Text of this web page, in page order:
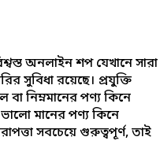
অনলাইন শপ যেখানে সারা
সুবিধা রয়েছে। প্রযুক্তি
নিম্নমানের পণ্য কিনে
ভালো মানের পণ্য কিনে
সবচেয়ে গুরুত্বপূর্ণ, তাই